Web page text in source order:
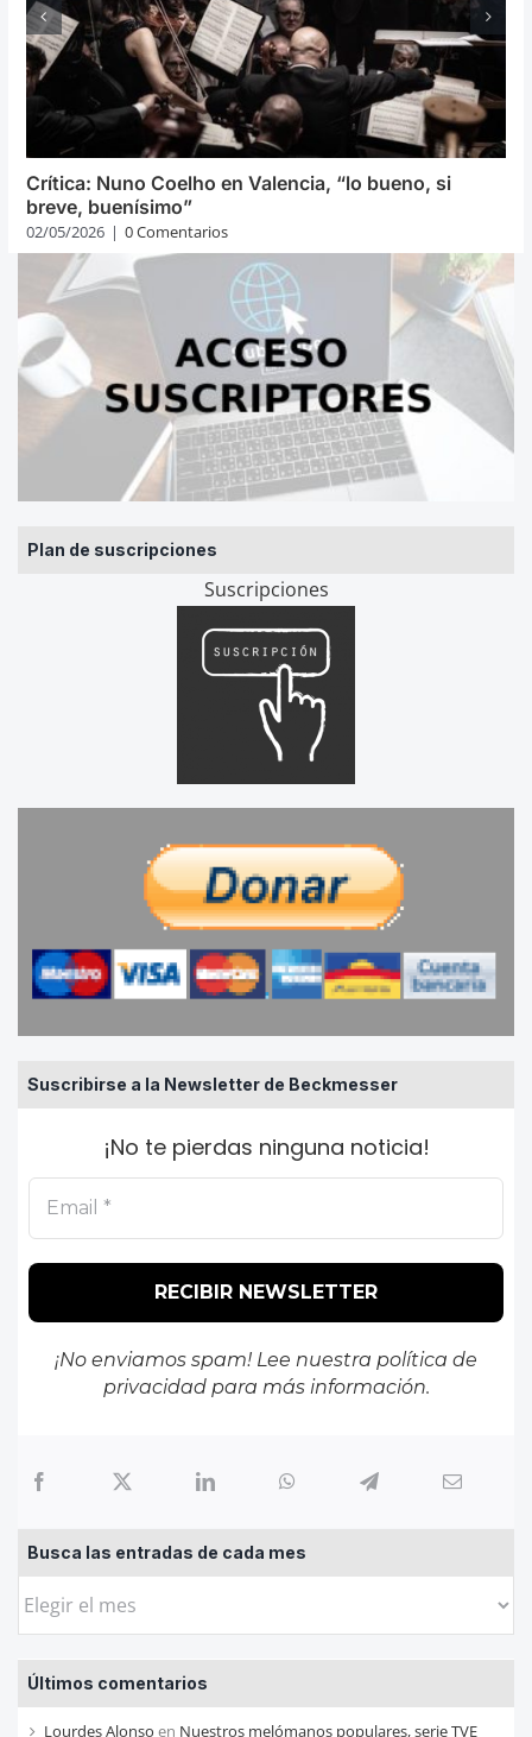
Plan de suscripciones
Suscripciones
Suscribirse a la Newsletter de Beckmesser
¡No te pierdas ninguna noticia!
¡No enviamos spam! Lee nuestra política de
privacidadpara más información.
Busca las entradas de cada mes
Busca
entradas
de
cada
Últimos comentarios
Lourdes Alonso en Nuestros melómanos populares, serie TVE
Crítica: Nuno Coelho en Valencia, “lo bueno, si
breve, buenísimo”
02/05/2026 | 0 Comentarios